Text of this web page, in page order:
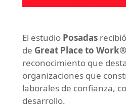
El estudio Posadas
de Great Place to
reconocimiento que
organizaciones que
laborales de confianza,
desarrollo.